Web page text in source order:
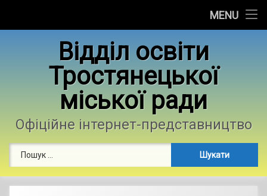
MENU
Контакти
Фотогалерея
Відділ освіти
Тростянецької
міської ради
Офіційне інтернет-представництво